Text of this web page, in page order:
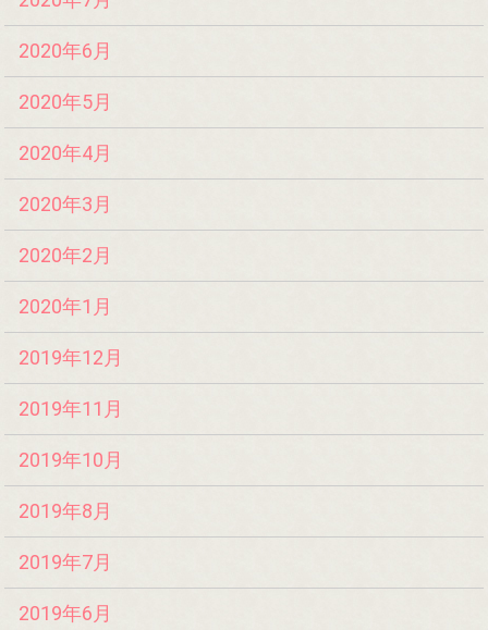
2020年6月
2020年5月
2020年4月
2020年3月
2020年2月
2020年1月
2019年12月
2019年11月
2019年10月
2019年8月
2019年7月
2019年6月